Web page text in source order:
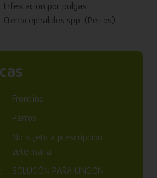
Infestación por pulgas
Ctenocephalides spp. (Perros).
Frontline
Perros
No sujeto a prescripción
veterinaria
SOLUCIÓN PARA UNCIÓN